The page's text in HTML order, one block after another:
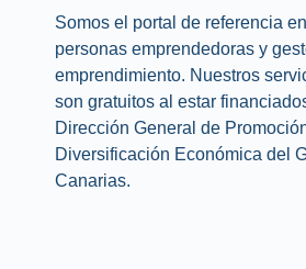
Somos el portal de referencia
personas emprendedoras y
emprendimiento. Nuestros
son gratuitos al estar
Dirección General de
Diversificación Económica del
Canarias.